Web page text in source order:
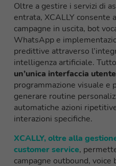
Oltre a gestire i servizi di
entrata, XCALLY consente
campagne in uscita, bot
WhatsApp e
predittive attraverso
intelligenza artificiale.
un’unica interfaccia
programmazione visuale e
generare routine
automatiche azioni
interazioni specifiche.
XCALLY, oltre alla
customer service,
campagne outbound, voice